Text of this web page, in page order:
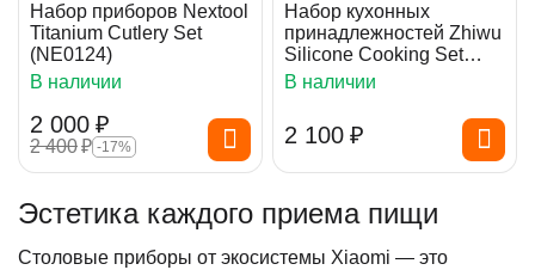
Набор приборов Nextool
Titanium Cutlery Set
(NE0124)
В наличии
2 000 ₽
2 400₽ -17%
Набор кухонных
принадлежностей Zhiwu
Silicone Cooking Set
Blue
В наличии
2 100 ₽
Эстетика каждого приема пищи
Столовые приборы от экосистемы Xiaomi — это